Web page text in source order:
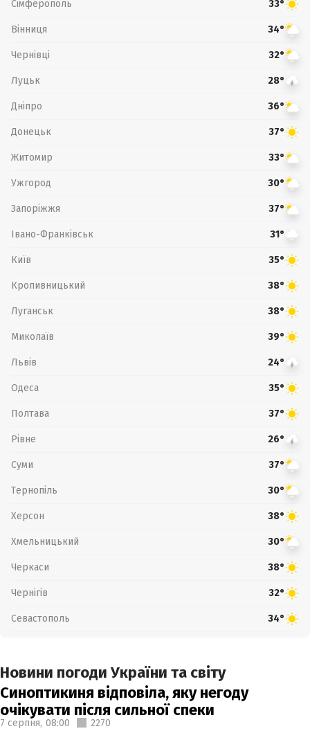
Сімферополь 33°
Вінниця 34°
Чернівці 32°
Луцьк 28°
Дніпро 36°
Донецьк 37°
Житомир 33°
Ужгород 30°
Запоріжжя 37°
Івано-Франківськ 31°
Київ 35°
Кропивницький 38°
Луганськ 38°
Миколаїв 39°
Львів 24°
Одеса 35°
Полтава 37°
Рівне 26°
Суми 37°
Тернопіль 30°
Херсон 38°
Хмельницький 30°
Черкаси 38°
Чернігів 32°
Севастополь 34°
Новини погоди України та світу
Синоптикиня відповіла, яку негоду
очікувати після сильної спеки
7 серпня, 08:00 2270